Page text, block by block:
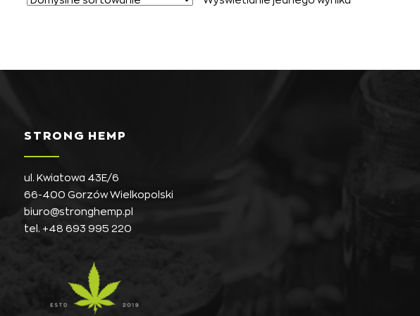
STRONG HEMP
ul. Kwiatowa 43E/6
66-400 Gorzów Wielkopolski
biuro@stronghemp.pl
tel. +48 693 995 220